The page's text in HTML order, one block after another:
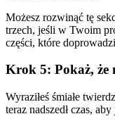
Możesz rozwinąć tę
trzech, jeśli w Twoim
części, które
Krok 5: Pokaż, że
Wyraziłeś śmiałe
teraz nadszedł czas,